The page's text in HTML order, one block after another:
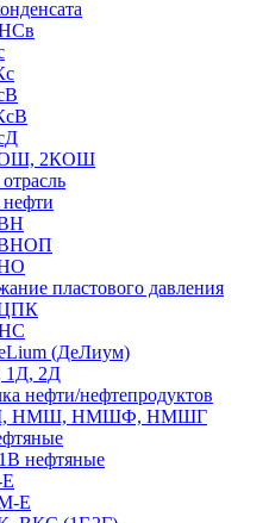
2КОШ
пластового давления
(ДеЛиум)
1Д, 2Д
нефти/нефтепродуктов
НМШ, НМШФ, НМШГ
нефтяные
Е